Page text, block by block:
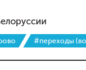
#переходы